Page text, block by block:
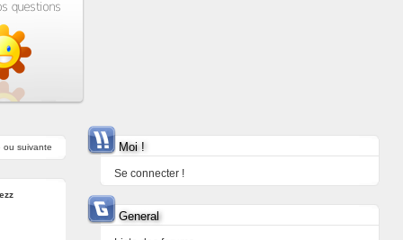
ou suivante Moi !
Se connecter !
General